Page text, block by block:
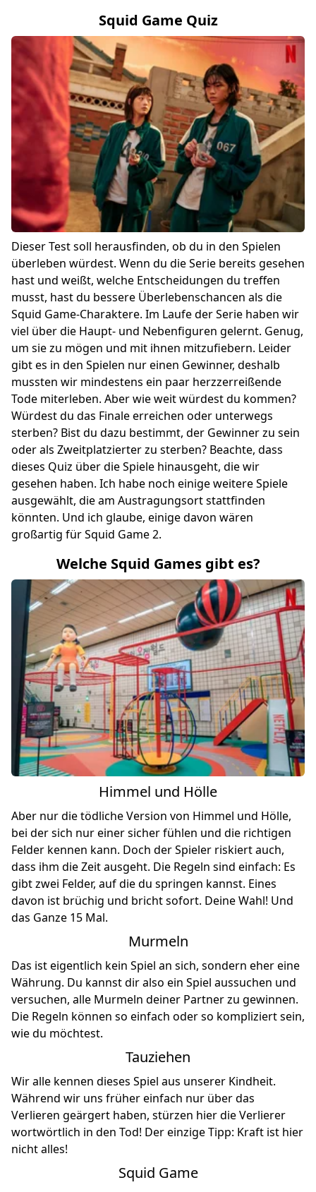
Squid Game Quiz
Dieser Test soll herausfinden, ob du in den Spielen
überleben würdest. Wenn du die Serie bereits gesehen
hast und weißt, welche Entscheidungen du treffen
musst, hast du bessere Überlebenschancen als die
Squid Game-Charaktere. Im Laufe der Serie haben wir
viel über die Haupt- und Nebenfiguren gelernt. Genug,
um sie zu mögen und mit ihnen mitzufiebern. Leider
gibt es in den Spielen nur einen Gewinner, deshalb
mussten wir mindestens ein paar herzzerreißende
Tode miterleben. Aber wie weit würdest du kommen?
Würdest du das Finale erreichen oder unterwegs
sterben? Bist du dazu bestimmt, der Gewinner zu sein
oder als Zweitplatzierter zu sterben? Beachte, dass
dieses Quiz über die Spiele hinausgeht, die wir
gesehen haben. Ich habe noch einige weitere Spiele
ausgewählt, die am Austragungsort stattfinden
könnten. Und ich glaube, einige davon wären
großartig für Squid Game 2.
Welche Squid Games gibt es?
Himmel und Hölle
Aber nur die tödliche Version von Himmel und Hölle,
bei der sich nur einer sicher fühlen und die richtigen
Felder kennen kann. Doch der Spieler riskiert auch,
dass ihm die Zeit ausgeht. Die Regeln sind einfach: Es
gibt zwei Felder, auf die du springen kannst. Eines
davon ist brüchig und bricht sofort. Deine Wahl! Und
das Ganze 15 Mal.
Murmeln
Das ist eigentlich kein Spiel an sich, sondern eher eine
Währung. Du kannst dir also ein Spiel aussuchen und
versuchen, alle Murmeln deiner Partner zu gewinnen.
Die Regeln können so einfach oder so kompliziert sein,
wie du möchtest.
Tauziehen
Wir alle kennen dieses Spiel aus unserer Kindheit.
Während wir uns früher einfach nur über das
Verlieren geärgert haben, stürzen hier die Verlierer
wortwörtlich in den Tod! Der einzige Tipp: Kraft ist hier
nicht alles!
Squid Game